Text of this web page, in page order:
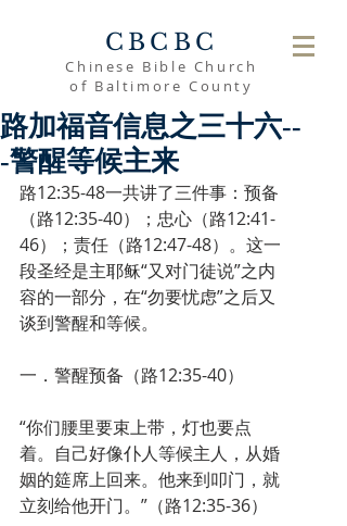
CBCBC
Chinese Bible Church
of Baltimore County
路加福音信息之三十六--
-警醒等候主来
路12:35-48一共讲了三件事：预备
（路12:35-40）；忠心（路12:41-
46）；责任（路12:47-48）。这一
段圣经是主耶稣“又对门徒说”之内
容的一部分，在“勿要忧虑”之后又
谈到警醒和等候。
一．警醒预备（路12:35-40）
“你们腰里要束上带，灯也要点
着。自己好像仆人等候主人，从婚
姻的筵席上回来。他来到叩门，就
立刻给他开门。”（路12:35-36）